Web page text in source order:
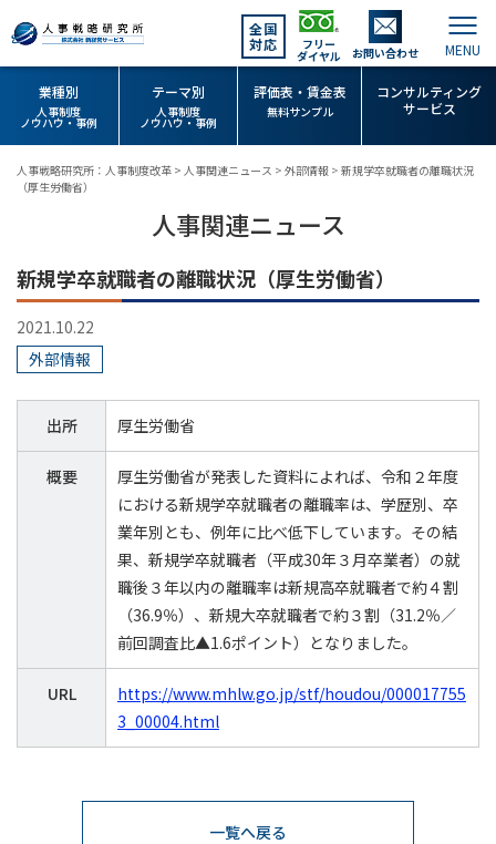
全国
対応
フリー
ダイヤル お問い合わせ
業種別
人事制度
ノウハウ・事例
テーマ別
人事制度
ノウハウ・事例
評価表・賃金表
無料サンプル
コンサルティング
サービス
人事戦略研究所：人事制度改革 > 人事関連ニュース > 外部情報 > 新規学卒就職者の離職状況
（厚生労働省）
人事関連ニュース
新規学卒就職者の離職状況（厚生労働省）
2021.10.22
外部情報
出所 厚生労働省
概要
厚生労働省が発表した資料によれば、令和２年度
における新規学卒就職者の離職率は、学歴別、卒
業年別とも、例年に比べ低下しています。その結
果、新規学卒就職者（平成30年３月卒業者）の就
職後３年以内の離職率は新規高卒就職者で約４割
（36.9％）、新規大卒就職者で約３割（31.2％／
前回調査比▲1.6ポイント）となりました。
URL
https://www.mhlw.go.jp/stf/houdou/000017755
3_00004.html
一覧へ戻る